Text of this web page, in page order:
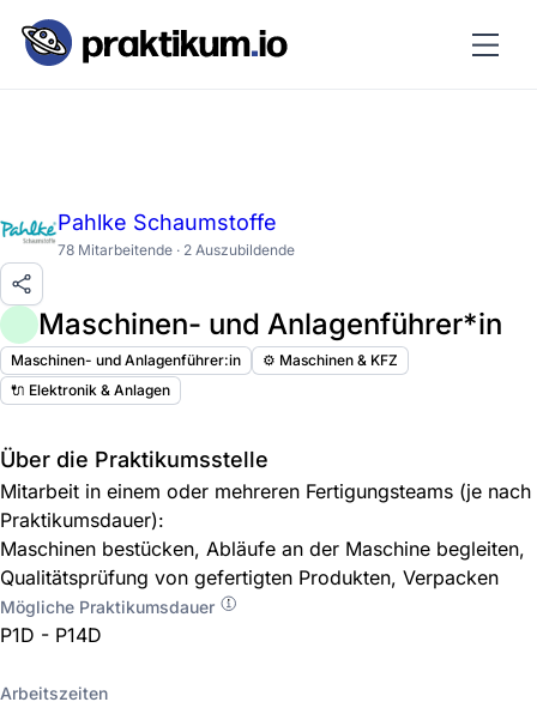
Pahlke Schaumstoffe
78 Mitarbeitende · 2 Auszubildende
Maschinen- und Anlagenführer*in
Maschinen- und Anlagenführer:in
⚙️ Maschinen & KFZ
🔌 Elektronik & Anlagen
Über die Praktikumsstelle
Mitarbeit in einem oder mehreren Fertigungsteams (je nach
Praktikumsdauer):
Maschinen bestücken, Abläufe an der Maschine begleiten,
Qualitätsprüfung von gefertigten Produkten, Verpacken
Mögliche Praktikumsdauer
P1D - P14D
Arbeitszeiten